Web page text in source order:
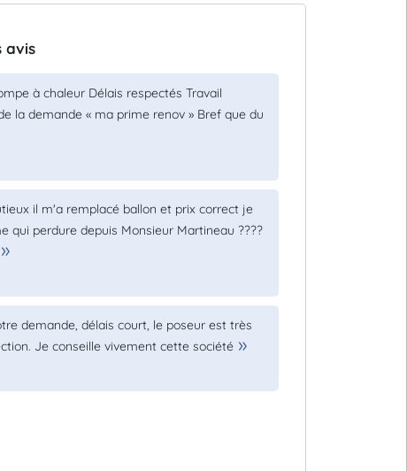
avis
à chaleur Délais respectés Travail
la demande « ma prime renov » Bref que du
il m'a remplacé ballon et prix correct je
qui perdure depuis Monsieur Martineau ????
demande, délais court, le poseur est très
Je conseille vivement cette société